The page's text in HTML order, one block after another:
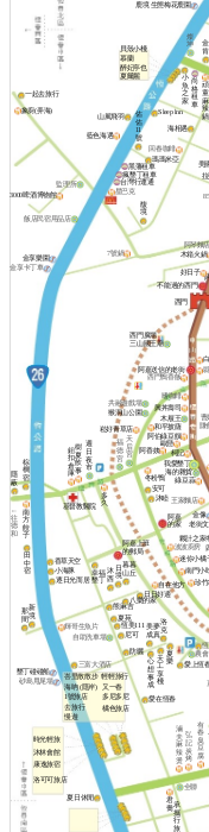
燦
坤
尚
格
租
車
慕蘭
美
拉
瑪瑪米亞
黑藩租車
木箱火鍋
山風飛羽
藍色海遇
監理所
不能過的西門
西門
西門廣場
三山國王廟
阿嘉送信的老街
木屐王
阿伯綠豆饌
天
后
宮
週
日
夜
市
基督教醫院
幸福
墾丁
阿嘉上班
的郵局
阿嘉
的家
柯記
我愛墾丁
綠豆蒜
王家麵店
金像
夥計之家
珍竹
海相遇
農
全聯
砂島甩尾場
夏日休閒
君
喬
1號旅店
美夢
成真
歐戀
鹿境 生態梅花鹿園
瘋墾丁租車
好日子
夏苑
輕輕旅行
愛上恆
慢遊
3000啤酒博物館
沐睦
時光輕旅
崧好青草店
墾丁碰碰船
去旅行
沐林會館
南
方
餃
子
承
攜
行
旅
田
中
宿
佑
佑
11
號
多
久
恆美111
冬粉鴨
天
工
享
棧
夏
樂
心
想
事
成
南門小
象廚(弄海)
自在他方
防曬
逐日光而居
興丼壽司
愛在恆春
多尼多尼
台灣行運通
迷你小橘
鈕
扣
倉
庫
波波廚房
曹
貝殼小棧
樹
夏
飲
事
海的雜貨
洛
克
棕
櫚
宿
安可
金
肯
康逸旅宿
一起去旅行
星巴克
尼可
夏爾麗 小
魚
之
家
老街
洛可可旅店
7號鍋
共融遊戲場
猴洞山公園
自助洗車場
小海豚
頑
童
麻
辣
鍋
隱
蔽
←
往
德
和
馥
境
飯店民宿用品店
阿琴麵
三富大酒店
嗜咖啡
峇里散散步
輝哥生魚片
和平披薩
香草天空
Sleep lnn
橘色旅店
醉妃亭也
日日好適
八樂的家
熊麻吉
金享樂園
那
間
暮暮
山丘
日
境
沐
西
回春咖啡
又一春
金享卡丁車
福
德
宮
海吶 (隱岸)
有
春
臭
豆
腐
弘
記
炭
烤
滷
夫
麻
辣
燙
阿香姨
新
境
賺
西門鴨香飯